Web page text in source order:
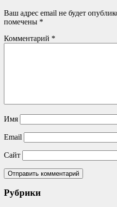
Ваш адрес email не будет
помечены *
Комментарий *
Имя
Email
Сайт
Рубрики